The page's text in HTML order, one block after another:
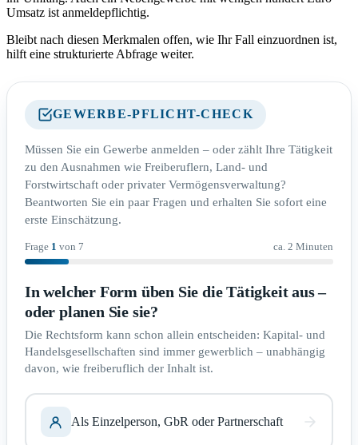
Umsatz ist anmeldepflichtig.
Bleibt nach diesen Merkmalen offen, wie Ihr Fall einzuordnen ist,
hilft eine strukturierte Abfrage weiter.
GEWERBE-PFLICHT-CHECK
Müssen Sie ein Gewerbe anmelden – oder zählt Ihre Tätigkeit
zu den Ausnahmen wie Freiberuflern, Land- und
Forstwirtschaft oder privater Vermögensverwaltung?
Beantworten Sie ein paar Fragen und erhalten Sie sofort eine
erste Einschätzung.
Frage 1 von 7 ca. 2 Minuten
In welcher Form üben Sie die Tätigkeit aus –
oder planen Sie sie?
Die Rechtsform kann schon allein entscheiden: Kapital- und
Handelsgesellschaften sind immer gewerblich – unabhängig
davon, wie freiberuflich der Inhalt ist.
Als Einzelperson, GbR oder Partnerschaft